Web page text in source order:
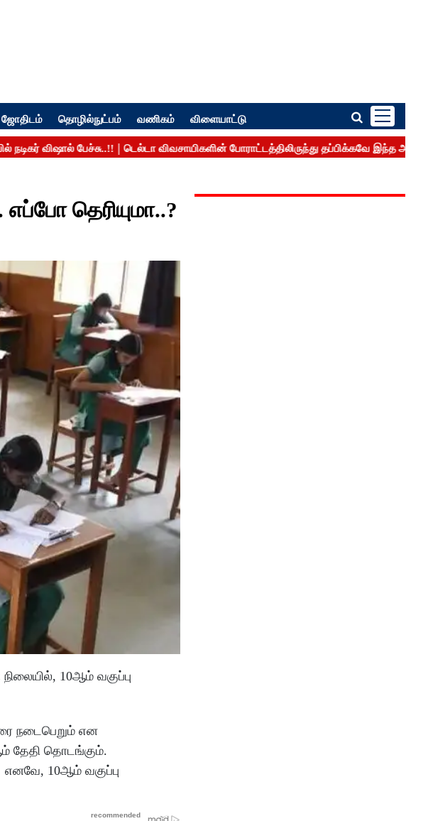
ஜோதிடம் தொழில்நுட்பம் வணிகம் விளையாட்டு
தெரியுமா..?
10ஆம் வகுப்பு
நடைபெறும் என
தேதி தொடங்கும்.
10ஆம் வகுப்பு